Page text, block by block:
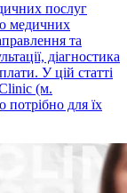
послуг
медичних
та
діагностика
У цій статті
(м.
для їх